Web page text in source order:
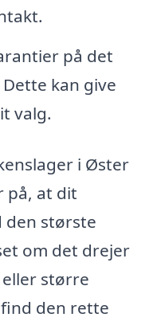
på det
kan give
valg.
i Øster
på, at dit
største
om det drejer
større
den rette